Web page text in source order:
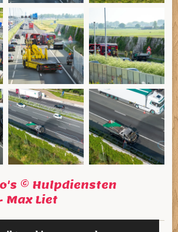
© Hulpdiensten
Max Liet